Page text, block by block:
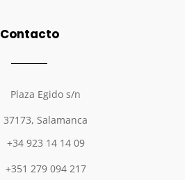
Contacto
Plaza Egido s/n
37173, Salamanca
+34 923 14 14 09
+351 279 094 217